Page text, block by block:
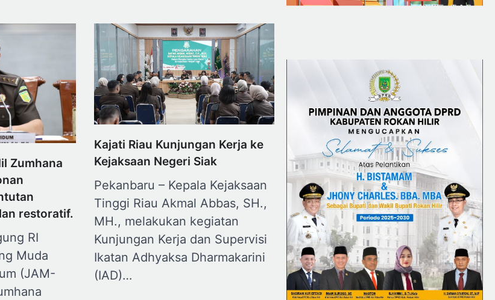
Zumhana
restoratif.
RI
Muda
(JAM-
Kajati Riau Kunjungan Kerja ke
Kejaksaan Negeri Siak
Pekanbaru – Kepala Kejaksaan
Tinggi Riau Akmal Abbas, SH.,
MH., melakukan kegiatan
Kunjungan Kerja dan Supervisi
Ikatan Adhyaksa Dharmakarini
(IAD)…